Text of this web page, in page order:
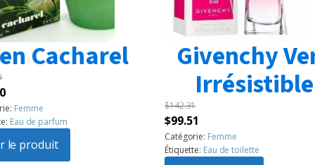
Cacharel
Le
prix
actuel
est :
Femme
Eau de parfum
le produit
Givenchy
Irrésistible
$142.31
Le
prix
initial
$99.51
prix
actuel
Catégorie: Femme
Étiquette: Eau de toilette